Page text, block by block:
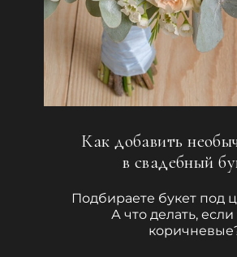
Как добавить
в свадебный
Подбираете букет под
А что делать,